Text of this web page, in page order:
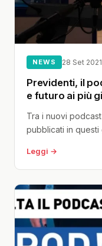
NEWS 28 Set 2021
Previdenti, il
e futuro ai più
Tra i nuovi
pubblicati in questi
Leggi →